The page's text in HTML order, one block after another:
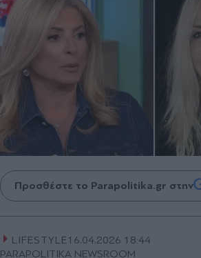
Προσθέστε το Parapolitika.gr στην
LIFESTYLE16.04.2026 18:44
PARAPOLITIKA NEWSROOM